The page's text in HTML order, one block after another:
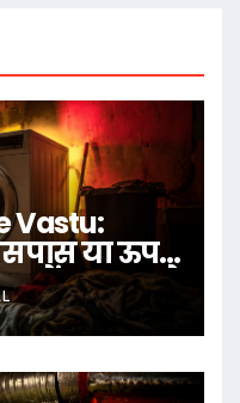
Vastu:
या ऊपर
क्या कहते